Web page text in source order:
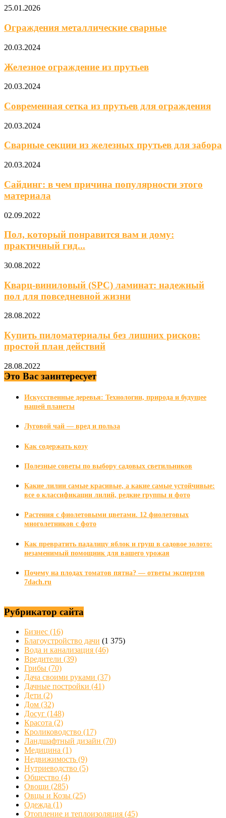
25.01.2026
Ограждения металлические сварные
20.03.2024
Железное ограждение из прутьев
20.03.2024
Современная сетка из прутьев для ограждения
20.03.2024
Сварные секции из железных прутьев для забора
20.03.2024
Сайдинг: в чем причина популярности этого
материала
02.09.2022
Пол, который понравится вам и дому:
практичный гид...
30.08.2022
Кварц-виниловый (SPC) ламинат: надежный
пол для повседневной жизни
28.08.2022
Купить пиломатериалы без лишних рисков:
простой план действий
28.08.2022
Это Вас заинтересует
Искусственные деревья: Технологии, природа и будущее
нашей планеты
Луговой чай — вред и польза
Как содержать козу
Полезные советы по выбору садовых светильников
Какие лилии самые красивые, а какие самые устойчивые:
все о классификации лилий, редкие группы и фото
Растения с фиолетовыми цветами. 12 фиолетовых
многолетников с фото
Как превратить падалицу яблок и груш в садовое золото:
незаменимый помощник для вашего урожая
Почему на плодах томатов пятна? — ответы экспертов
7dach.ru
Рубрикатор сайта
Бизнес (16)
Благоустройство дачи (1 375)
Вода и канализация (46)
Вредители (39)
Грибы (70)
Дача своими руками (37)
Дачные постройки (41)
Дети (2)
Дом (32)
Досуг (148)
Красота (2)
Кролиководство (17)
Ландшафтный дизайн (70)
Медицина (1)
Недвижимость (9)
Нутриеводство (5)
Общество (4)
Овощи (285)
Овцы и Козы (25)
Одежда (1)
Отопление и теплоизоляция (45)